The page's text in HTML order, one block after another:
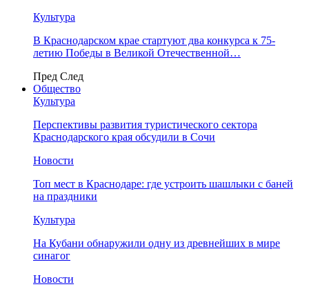
Культура
В Краснодарском крае стартуют два конкурса к 75-
летию Победы в Великой Отечественной…
Пред След
Общество
Культура
Перспективы развития туристического сектора
Краснодарского края обсудили в Сочи
Новости
Топ мест в Краснодаре: где устроить шашлыки с баней
на праздники
Культура
На Кубани обнаружили одну из древнейших в мире
синагог
Новости